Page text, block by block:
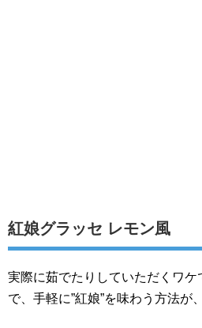
紅娘グラッセ レモン風
実際に茹でたりしていただくワ
で、手軽に”紅娘”を味わう方法が